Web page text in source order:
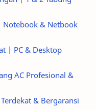
Notebook & Netbook
| PC & Desktop
AC Profesional &
& Bergaransi